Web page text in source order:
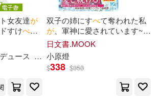
女友達が
すけべオ
(電子書)
ュース 尾崎えりか
双子の姉にすべて奪われた私
が 、軍神に愛されています~新
たな波乱と永遠の契り~
日文書.MOOK
小原燈
$338 $353